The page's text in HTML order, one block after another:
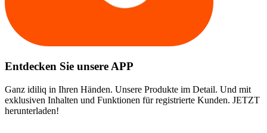
Entdecken Sie unsere APP
Ganz idiliq in Ihren Händen. Unsere Produkte im Detail. Und mit
exklusiven Inhalten und Funktionen für registrierte Kunden. JETZT
herunterladen!